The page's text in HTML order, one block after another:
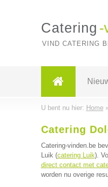
Catering -
VIND CATERING
U bent nu hier: Home
Catering
Catering-vinden.be
Luik (catering Luik).
direct contact met
worden nu overige